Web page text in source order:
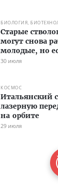
БИОЛОГИЯ,
Старые
могут снова
молодые, но
30 июля
КОСМОС
Итальянский
лазерную
на орбите
29 июля